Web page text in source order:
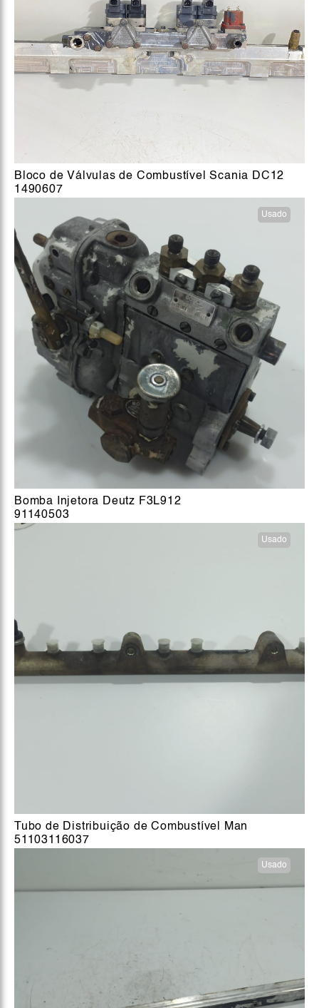
Bloco de Válvulas de Combustível Scania DC12
1490607
Usado
Bomba Injetora Deutz F3L912
91140503
Usado
Tubo de Distribuição de Combustível Man
51103116037
Usado